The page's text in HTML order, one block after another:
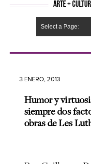
ARTE +
Select a Page:
3 ENERO, 2013
Humor y
siempre dos
obras de Les